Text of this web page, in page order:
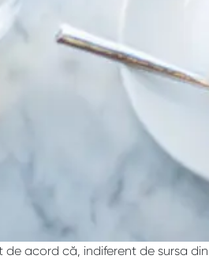
acord că, indiferent de sursa